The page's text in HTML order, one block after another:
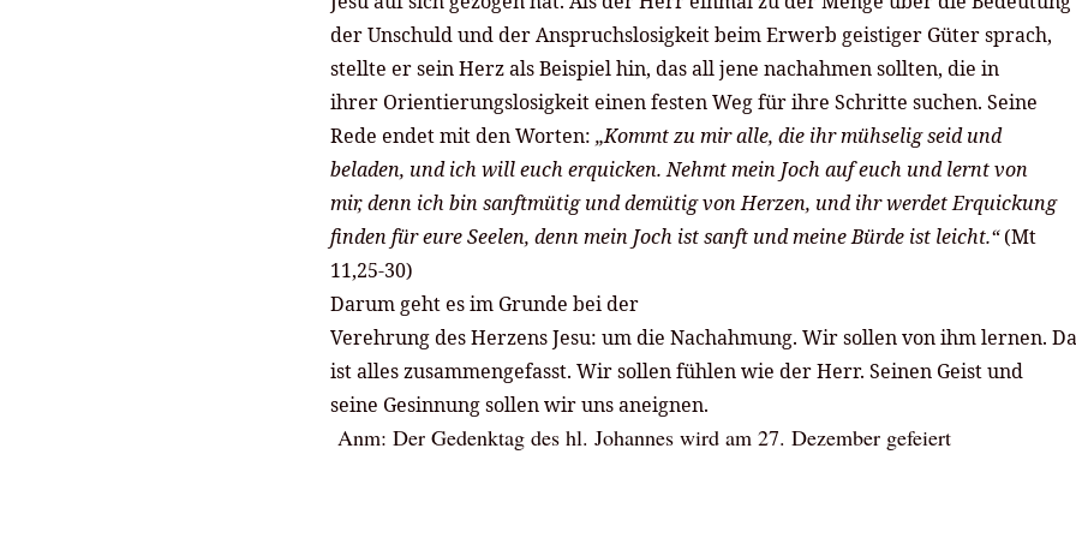
der Unschuld und der Anspruchslosigkeit beim Erwerb geistiger Güter sprach,
stellte er sein Herz als Beispiel hin, das all jene nachahmen sollten, die in
ihrer Orientierungslosigkeit einen festen Weg für ihre Schritte suchen. Seine
Rede endet mit den Worten: „Kommt zu mir alle, die ihr mühselig seid und
beladen, und ich will euch erquicken. Nehmt mein Joch auf euch und lernt von
mir, denn ich bin sanftmütig und demütig von Herzen, und ihr werdet Erquickung
finden für eure Seelen, denn mein Joch ist sanft und meine Bürde ist leicht.“(Mt
11,25-30)
Darum geht es im Grunde bei der
Verehrung des Herzens Jesu: um die Nachahmung. Wir sollen von ihm lernen.
ist alles zusammengefasst. Wir sollen fühlen wie der Herr. Seinen Geist und
seine Gesinnung sollen wir uns aneignen.
Anm: Der Gedenktag des hl. Johannes wird am 27. Dezember gefeiert